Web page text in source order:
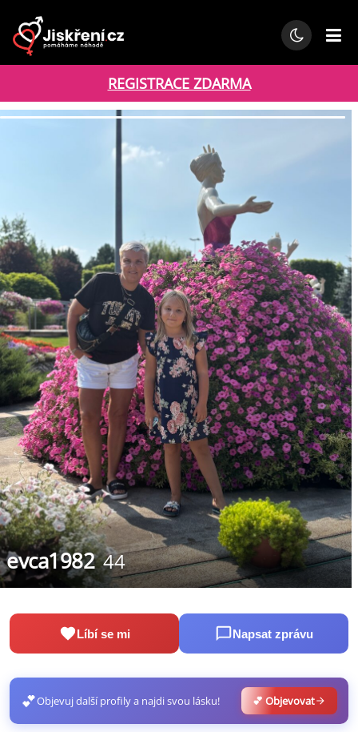
REGISTRACE ZDARMA
evca1982 44
Líbí se mi Napsat zprávu
💕Objevuj další profily a najdi svou lásku! 💕 Objevovat